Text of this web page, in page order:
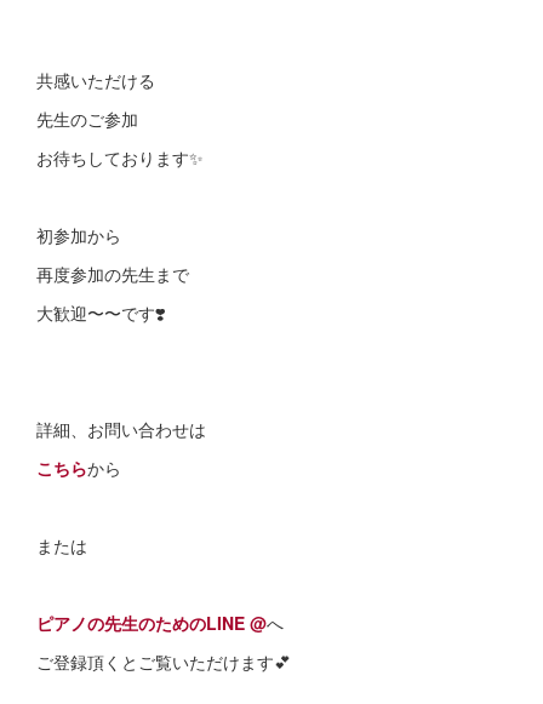
共感いただける
先生のご参加
お待ちしております✨
初参加から
再度参加の先生まで
大歓迎〜〜です❣️
詳細、お問い合わせは
こちらから
または
ピアノの先生のためのLINE @へ
ご登録頂くとご覧いただけます💕